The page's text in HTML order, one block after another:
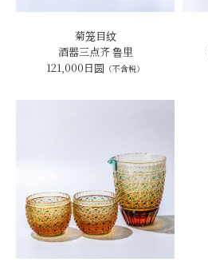
菊笼目纹
酒器三点齐 鲁里
121,000日圆 （不含税）